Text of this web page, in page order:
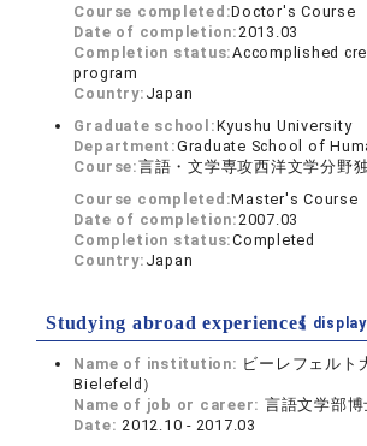
Course completed:Doctor's Course
Date of completion: 2013.03
Completion status:Accomplished
program
Country: Japan
Graduate school:Kyushu University
Department:Graduate School of
Course:言語・文学専攻西洋文学分野
Course completed:Master's Course
Date of completion: 2007.03
Completion status:Completed
Country: Japan
Studying abroad experiences
【
Name of institution: ビーレフェルト
Bielefeld）
Name of job or career: 言語文学部博
Date: 2012.10 - 2017.03